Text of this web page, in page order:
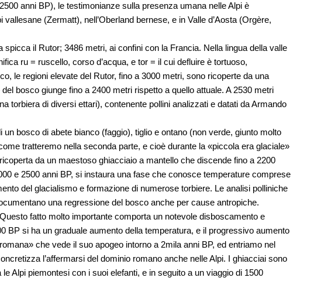
anni BP), le testimonianze sulla presenza umana nelle Alpi è
(Zermatt), nell’Oberland bernese, e in Valle d’Aosta (Orgère,
spicca il Rutor; 3486 metri, ai confini con la Francia. Nella lingua della valle
ru = ruscello, corso d’acqua, e tor = il cui defluire è tortuoso,
le regioni elevate del Rutor, fino a 3000 metri, sono ricoperte da una
bosco giunge fino a 2400 metri rispetto a quello attuale. A 2530 metri
torbiera di diversi ettari), contenente pollini analizzati e datati da Armando
bosco di abete bianco (faggio), tiglio e ontano (non verde, giunto molto
tratteremo nella seconda parte, e cioè durante la «piccola era glaciale»
da un maestoso ghiacciaio a mantello che discende fino a 2200
e 2500 anni BP, si instaura una fase che conosce temperature comprese
del glacialismo e formazione di numerose torbiere. Le analisi polliniche
una regressione del bosco anche per cause antropiche.
fatto molto importante comporta un notevole disboscamento e
BP si ha un graduale aumento della temperatura, e il progressivo aumento
che vede il suo apogeo intorno a 2mila anni BP, ed entriamo nel
l’affermarsi del dominio romano anche nelle Alpi. I ghiacciai sono
Alpi piemontesi con i suoi elefanti, e in seguito a un viaggio di 1500